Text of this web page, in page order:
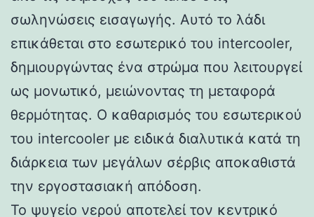
σωληνώσεις εισαγωγής. Αυτό το λάδι
επικάθεται στο εσωτερικό του intercooler,
δημιουργώντας ένα στρώμα που λειτουργεί
ως μονωτικό, μειώνοντας τη μεταφορά
θερμότητας. Ο καθαρισμός του εσωτερικού
του intercooler με ειδικά διαλυτικά κατά τη
διάρκεια των μεγάλων σέρβις αποκαθιστά
την εργοστασιακή απόδοση.
Το ψυγείο νερού αποτελεί τον κεντρικό